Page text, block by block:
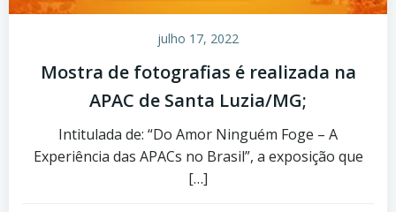
julho 17, 2022
Mostra de fotografias é realizada na
APAC de Santa Luzia/MG;
Intitulada de: “Do Amor Ninguém Foge – A
Experiência das APACs no Brasil”, a exposição que
[…]